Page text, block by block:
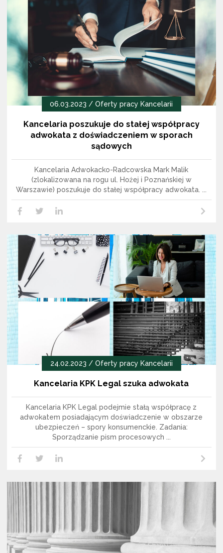
06.03.2023 /Oferty pracy Kancelarii
Kancelaria poszukuje do stałej współpracy
adwokata z doświadczeniem w sporach
sądowych
Kancelaria Adwokacko-Radcowska Mark Malik
(zlokalizowana na rogu ul. Hożej i Poznańskiej w
Warszawie) poszukuje do stałej współpracy adwokata. ...
24.02.2023 / Oferty pracy Kancelarii
Kancelaria KPK Legal szuka adwokata
Kancelaria KPK Legal podejmie stałą współpracę z
adwokatem posiadającym doświadczenie w obszarze
ubezpieczeń – spory konsumenckie. Zadania:
Sporządzanie pism procesowych ...